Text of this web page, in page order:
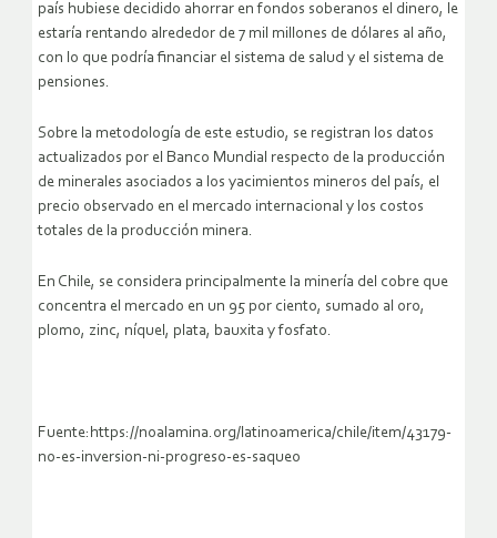
país hubiese decidido ahorrar en fondos soberanos el dinero, le
estaría rentando alrededor de 7 mil millones de dólares al año,
con lo que podría financiar el sistema de salud y el sistema de
pensiones.
Sobre la metodología de este estudio, se registran los datos
actualizados por el Banco Mundial respecto de la producción
de minerales asociados a los yacimientos mineros del país, el
precio observado en el mercado internacional y los costos
totales de la producción minera.
En Chile, se considera principalmente la minería del cobre que
concentra el mercado en un 95 por ciento, sumado al oro,
plomo, zinc, níquel, plata, bauxita y fosfato.
Fuente:https://noalamina.org/latinoamerica/chile/item/43179-
no-es-inversion-ni-progreso-es-saqueo